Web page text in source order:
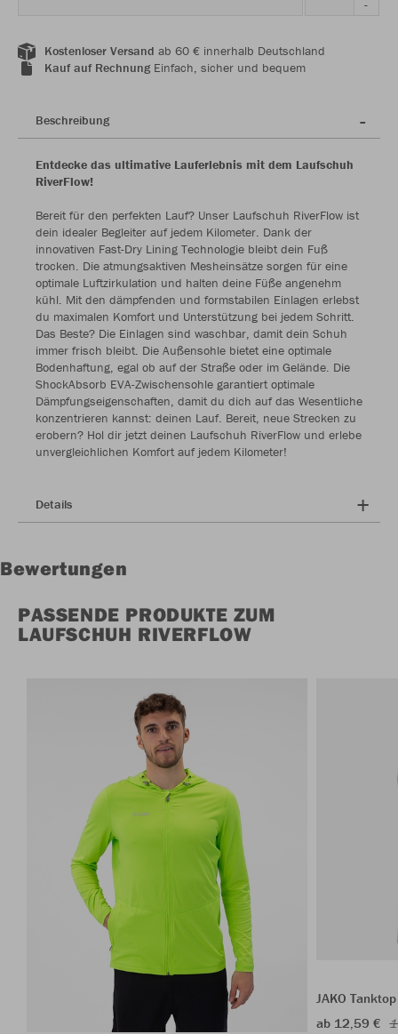
-
Kostenloser Versand ab 60 € innerhalb Deutschland
Kauf auf RechnungEinfach, sicher und bequem
Beschreibung
Entdecke das ultimative Lauferlebnis mit dem Laufschuh
RiverFlow!
Bereit für den perfekten Lauf? Unser Laufschuh RiverFlow ist
dein idealer Begleiter auf jedem Kilometer. Dank der
innovativen Fast-Dry Lining Technologie bleibt dein Fuß
trocken. Die atmungsaktiven Mesheinsätze sorgen für eine
optimale Luftzirkulation und halten deine Füße angenehm
kühl. Mit den dämpfenden und formstabilen Einlagen erlebst
du maximalen Komfort und Unterstützung bei jedem Schritt.
Das Beste? Die Einlagen sind waschbar, damit dein Schuh
immer frisch bleibt. Die Außensohle bietet eine optimale
Bodenhaftung, egal ob auf der Straße oder im Gelände. Die
ShockAbsorb EVA-Zwischensohle garantiert optimale
Dämpfungseigenschaften, damit du dich auf das Wesentliche
konzentrieren kannst: deinen Lauf. Bereit, neue Strecken zu
erobern? Hol dir jetzt deinen Laufschuh RiverFlow und erlebe
unvergleichlichen Komfort auf jedem Kilometer!
Details
Bewertungen
PASSENDE PRODUKTE ZUM
LAUFSCHUH RIVERFLOW
JAKO
ab 12,59 €